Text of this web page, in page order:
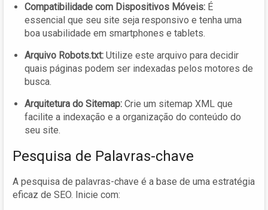
Compatibilidade com Dispositivos Móveis: É
essencial que seu site seja responsivo e tenha uma
boa usabilidade em smartphones e tablets.
Arquivo Robots.txt: Utilize este arquivo para decidir
quais páginas podem ser indexadas pelos motores de
busca.
Arquitetura do Sitemap: Crie um sitemap XML que
facilite a indexação e a organização do conteúdo do
seu site.
Pesquisa de Palavras-chave
A pesquisa de palavras-chave é a base de uma estratégia
eficaz de SEO. Inicie com: